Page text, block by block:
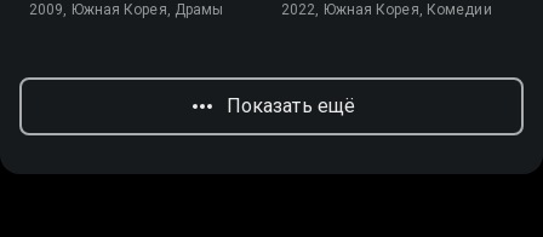
2009, Южная Корея, Драмы 2022, Южная Корея, Комедии
Показать ещё